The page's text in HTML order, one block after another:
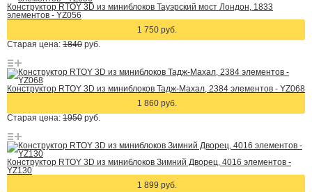
Конструктор RTOY 3D из миниблоков Тауэрский мост Лондон, 1833
элементов - YZ056
1 750 руб.
Старая цена: 1840 руб.
Конструктор RTOY 3D из миниблоков Тадж-Махал, 2384 элементов - YZ068
1 860 руб.
Старая цена: 1950 руб.
Конструктор RTOY 3D из миниблоков Зимний Дворец, 4016 элементов -
YZ130
1 899 руб.